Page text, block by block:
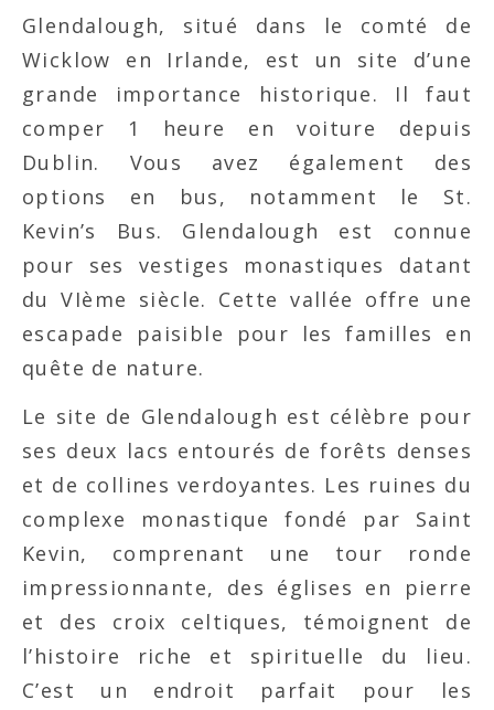
Glendalough, situé dans le comté de
Wicklow en Irlande, est un site d’une
grande importance historique. Il faut
comper 1 heure en voiture depuis
Dublin. Vous avez également des
options en bus, notamment le St.
Kevin’s Bus. Glendalough est connue
pour ses vestiges monastiques datant
du VIème siècle. Cette vallée offre une
escapade paisible pour les familles en
quête de nature.
Le site de Glendalough est célèbre pour
ses deux lacs entourés de forêts denses
et de collines verdoyantes. Les ruines du
complexe monastique fondé par Saint
Kevin, comprenant une tour ronde
impressionnante, des églises en pierre
et des croix celtiques, témoignent de
l’histoire riche et spirituelle du lieu.
C’est un endroit parfait pour les